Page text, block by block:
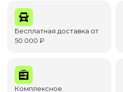
Бесплатная доставка от
50 000 ₽
Комплексное